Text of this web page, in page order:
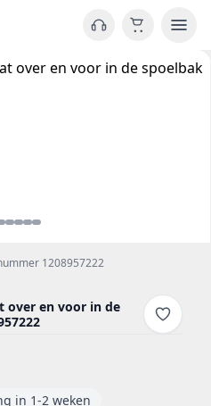
1208957222
over en voor in de
in 1-2 weken